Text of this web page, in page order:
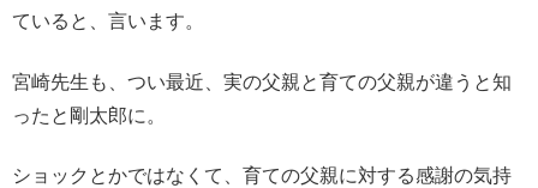
ていると、言います。
宮崎先生も、つい最近、実の父親と育ての父親が違うと知
ったと剛太郎に。
ショックとかではなくて、育ての父親に対する感謝の気持